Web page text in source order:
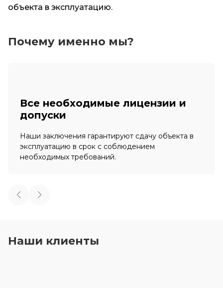
объекта в эксплуатацию.
Почему именно мы?
Все необходимые лицензии и
допуски
Наши заключения гарантируют сдачу объекта в
эксплуатацию в срок с соблюдением
необходимых требований.
Наши клиенты